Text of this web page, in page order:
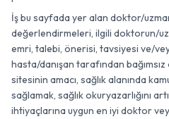
İş bu sayfada yer alan doktor/
değerlendirmeleri, ilgili doktorun/
emri, talebi, önerisi, tavsiyesi ve/
hasta/danışan tarafından
sitesinin amacı, sağlık alanında
sağlamak, sağlık okuryazarlığını
ihtiyaçlarına uygun en iyi doktor